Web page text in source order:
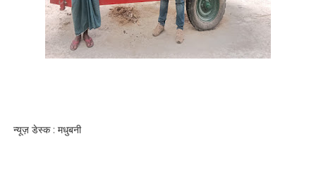
न्यूज़ डेस्क : मधुबनी